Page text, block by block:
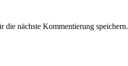
die nächste Kommentierung speichern.